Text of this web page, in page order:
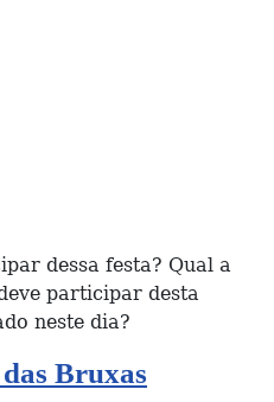
dessa festa? Qual a
participar desta
neste dia?
Bruxas